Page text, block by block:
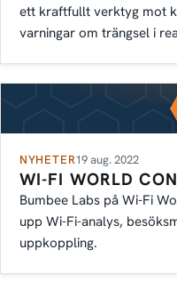
ett kraftfullt verktyg mot
varningar om trängsel i
NYHETER19 aug. 2022
WI-FI WORLD
Bumbee Labs på Wi-Fi
upp Wi-Fi-analys,
uppkoppling.